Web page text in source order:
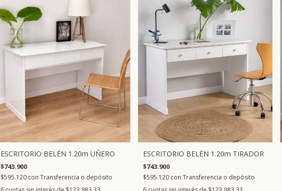
ESCRITORIO BELÉN 1.20m UÑERO
$743.900
$595.120 con Transferencia o depósito
ESCRITORIO BELÉN 1.20m TIRADOR
$743.900
$595.120 con Transferencia o depósito